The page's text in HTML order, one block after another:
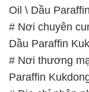
Oil \ Dầu
# Nơi chuyên
Dầu Paraffin
# Nơi thương
Paraffin